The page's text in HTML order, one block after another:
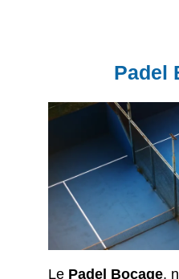
Padel
Le Padel Bocage,